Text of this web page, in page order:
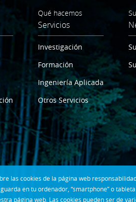
las cookies de la página web
en tu ordenador, “smartphone” o
página web. Las cookies pueden ser de
Qué hacemos
Servicios
Investigación
Formación
Ingeniería Aplicada
Otros Servicios